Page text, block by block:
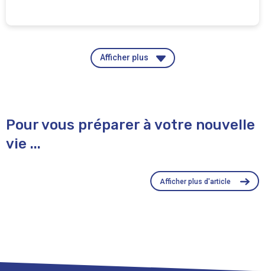
Afficher plus
Pour vous préparer à votre nouvelle
vie ...
Afficher plus d'article